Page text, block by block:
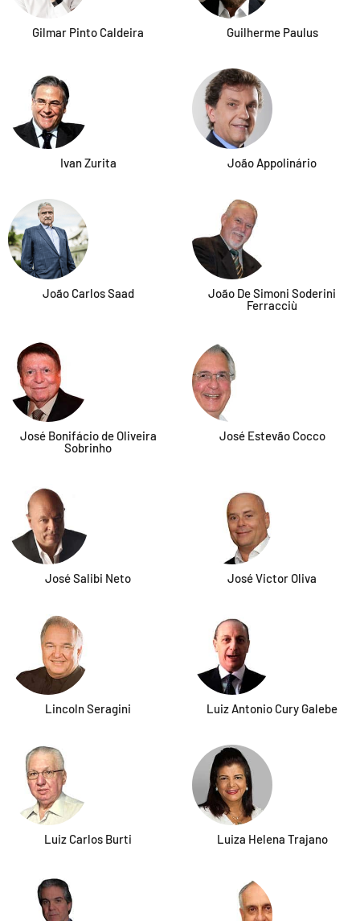
Gilmar Pinto Caldeira Guilherme Paulus
Ivan Zurita João Appolinário
João Carlos Saad
João De Simoni Soderini
Ferracciù
José Bonifácio de Oliveira
Sobrinho
José Estevão Cocco
José Salibi Neto José Victor Oliva
Lincoln Seragini Luiz Antonio Cury Galebe
Luiz Carlos Burti Luiza Helena Trajano